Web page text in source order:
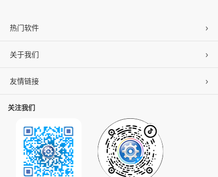
热门软件
驱动人生
百页窗
数据救星
人生日历
关于我们
公司概况
公司动态
发展历程
支持中心
友情链接
ZOL下载
华军软件园
系统之家
下载之家
关注我们